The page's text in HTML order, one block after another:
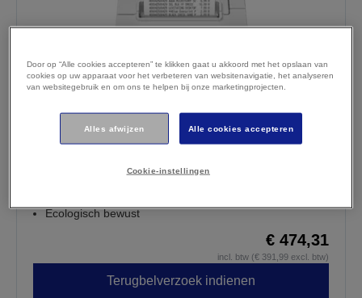
Epson TM-T88VII (131): USB, Eth,
Ecologisch bewust
€ 474,31
incl. btw (€ 391,99 excl. btw)
Terugbelverzoek indienen
Door op “Alle cookies accepteren” te klikken gaat u akkoord met het opslaan van
cookies op uw apparaat voor het verbeteren van websitenavigatie, het analyseren
van websitegebruik en om ons te helpen bij onze marketingprojecten.
Alles afwijzen Alle cookies accepteren
Cookie-instellingen